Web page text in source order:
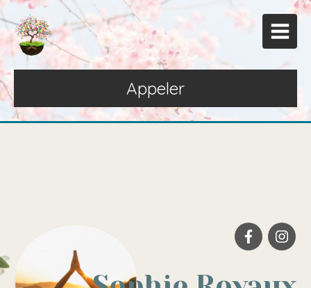
Appeler